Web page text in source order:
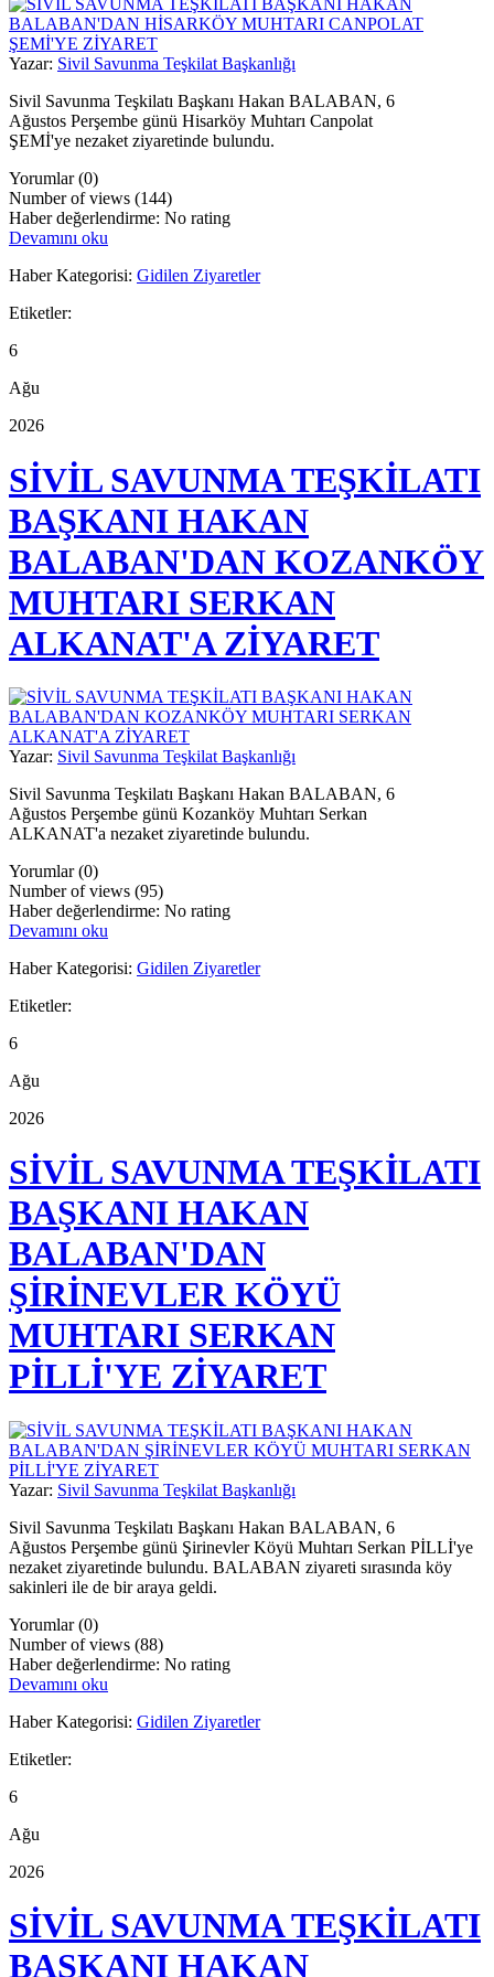
Yazar: Sivil Savunma Teşkilat Başkanlığı
Sivil Savunma Teşkilatı Başkanı Hakan BALABAN, 6
Ağustos Perşembe günü Hisarköy Muhtarı Canpolat
ŞEMİ'ye nezaket ziyaretinde bulundu.
Yorumlar (0)
Number of views (144)
Haber değerlendirme: No rating
Devamını oku
Haber Kategorisi: Gidilen Ziyaretler
Etiketler:
6
Ağu
2026
SİVİL SAVUNMA TEŞKİLATI
BAŞKANI HAKAN
BALABAN'DAN KOZANKÖY
MUHTARI SERKAN
ALKANAT'A ZİYARET
Yazar: Sivil Savunma Teşkilat Başkanlığı
Sivil Savunma Teşkilatı Başkanı Hakan BALABAN, 6
Ağustos Perşembe günü Kozanköy Muhtarı Serkan
ALKANAT'a nezaket ziyaretinde bulundu.
Yorumlar (0)
Number of views (95)
Haber değerlendirme: No rating
Devamını oku
Haber Kategorisi: Gidilen Ziyaretler
Etiketler:
6
Ağu
2026
SİVİL SAVUNMA TEŞKİLATI
BAŞKANI HAKAN
BALABAN'DAN
ŞİRİNEVLER KÖYÜ
MUHTARI SERKAN
PİLLİ'YE ZİYARET
Yazar: Sivil Savunma Teşkilat Başkanlığı
Sivil Savunma Teşkilatı Başkanı Hakan BALABAN, 6
Ağustos Perşembe günü Şirinevler Köyü Muhtarı Serkan PİLLİ'ye
nezaket ziyaretinde bulundu. BALABAN ziyareti sırasında köy
sakinleri ile de bir araya geldi.
Yorumlar (0)
Number of views (88)
Haber değerlendirme: No rating
Devamını oku
Haber Kategorisi: Gidilen Ziyaretler
Etiketler:
6
Ağu
2026
SİVİL SAVUNMA TEŞKİLATI
BAŞKANI HAKAN